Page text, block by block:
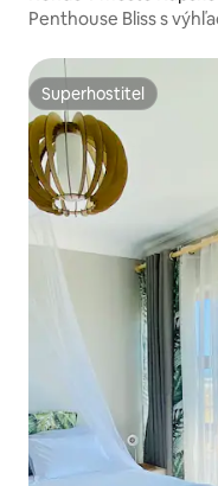
Penthouse Bliss s
Superhostiteľ
Superhostiteľ